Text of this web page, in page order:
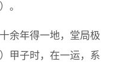
。
余年得一地，堂局极
甲子时，在一运，系